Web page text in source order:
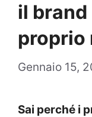
il brand
proprio
Gennaio 15,
Sai perché i